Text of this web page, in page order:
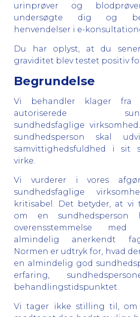
urinprøver og
undersøgte dig og
henvendelser i e-
Du har oplyst, at du
graviditet blev testet positiv
Begrundelse
Vi behandler klager fra
autoriserede
sundhedsfaglige
sundhedsperson skal
samvittighedsfuldhed i sit
virke.
Vi vurderer i vores
sundhedsfaglige
kritisabel. Det betyder, at vi
om en
overensstemmelse
almindelig anerkendt
Normen er udtryk for, hvad
en almindelig god
erfaring,
behandlingstidspunktet.
Vi tager ikke stilling til,